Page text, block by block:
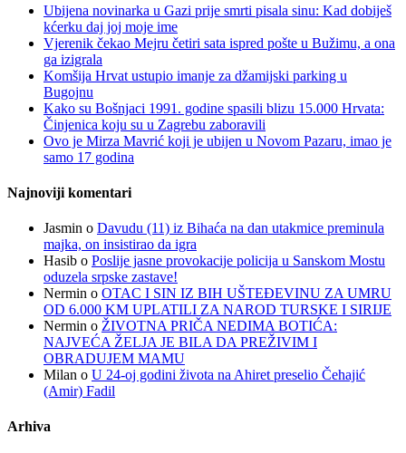
Ubijena novinarka u Gazi prije smrti pisala sinu: Kad dobiješ
kćerku daj joj moje ime
Vjerenik čekao Mejru četiri sata ispred pošte u Bužimu, a ona
ga izigrala
Komšija Hrvat ustupio imanje za džamijski parking u
Bugojnu
Kako su Bošnjaci 1991. godine spasili blizu 15.000 Hrvata:
Činjenica koju su u Zagrebu zaboravili
Ovo je Mirza Mavrić koji je ubijen u Novom Pazaru, imao je
samo 17 godina
Najnoviji komentari
Jasmin o Davudu (11) iz Bihaća na dan utakmice preminula
majka, on insistirao da igra
Hasib o Poslije jasne provokacije policija u Sanskom Mostu
oduzela srpske zastave!
Nermin o OTAC I SIN IZ BIH UŠTEĐEVINU ZA UMRU
OD 6.000 KM UPLATILI ZA NAROD TURSKE I SIRIJE
Nermin o ŽIVOTNA PRIČA NEDIMA BOTIĆA:
NAJVEĆA ŽELJA JE BILA DA PREŽIVIM I
OBRADUJEM MAMU
Milan o U 24-oj godini života na Ahiret preselio Čehajić
(Amir) Fadil
Arhiva